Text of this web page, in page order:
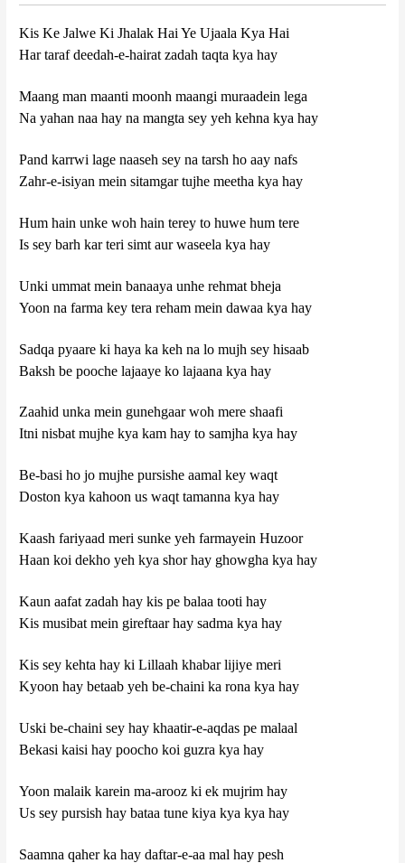
Kis Ke Jalwe Ki Jhalak Hai Ye Ujaala Kya Hai
Har taraf deedah-e-hairat zadah taqta kya hay
Maang man maanti moonh maangi muraadein lega
Na yahan naa hay na mangta sey yeh kehna kya hay
Pand karrwi lage naaseh sey na tarsh ho aay nafs
Zahr-e-isiyan mein sitamgar tujhe meetha kya hay
Hum hain unke woh hain terey to huwe hum tere
Is sey barh kar teri simt aur waseela kya hay
Unki ummat mein banaaya unhe rehmat bheja
Yoon na farma key tera reham mein dawaa kya hay
Sadqa pyaare ki haya ka keh na lo mujh sey hisaab
Baksh be pooche lajaaye ko lajaana kya hay
Zaahid unka mein gunehgaar woh mere shaafi
Itni nisbat mujhe kya kam hay to samjha kya hay
Be-basi ho jo mujhe pursishe aamal key waqt
Doston kya kahoon us waqt tamanna kya hay
Kaash fariyaad meri sunke yeh farmayein Huzoor
Haan koi dekho yeh kya shor hay ghowgha kya hay
Kaun aafat zadah hay kis pe balaa tooti hay
Kis musibat mein gireftaar hay sadma kya hay
Kis sey kehta hay ki Lillaah khabar lijiye meri
Kyoon hay betaab yeh be-chaini ka rona kya hay
Uski be-chaini sey hay khaatir-e-aqdas pe malaal
Bekasi kaisi hay poocho koi guzra kya hay
Yoon malaik karein ma-arooz ki ek mujrim hay
Us sey pursish hay bataa tune kiya kya kya hay
Saamna qaher ka hay daftar-e-aa mal hay pesh